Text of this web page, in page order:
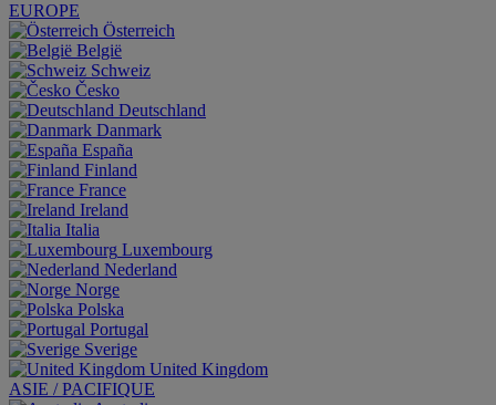
EUROPE
Österreich
België
Schweiz
Česko
Deutschland
Danmark
España
Finland
France
Ireland
Italia
Luxembourg
Nederland
Norge
Polska
Portugal
Sverige
United Kingdom
ASIE / PACIFIQUE